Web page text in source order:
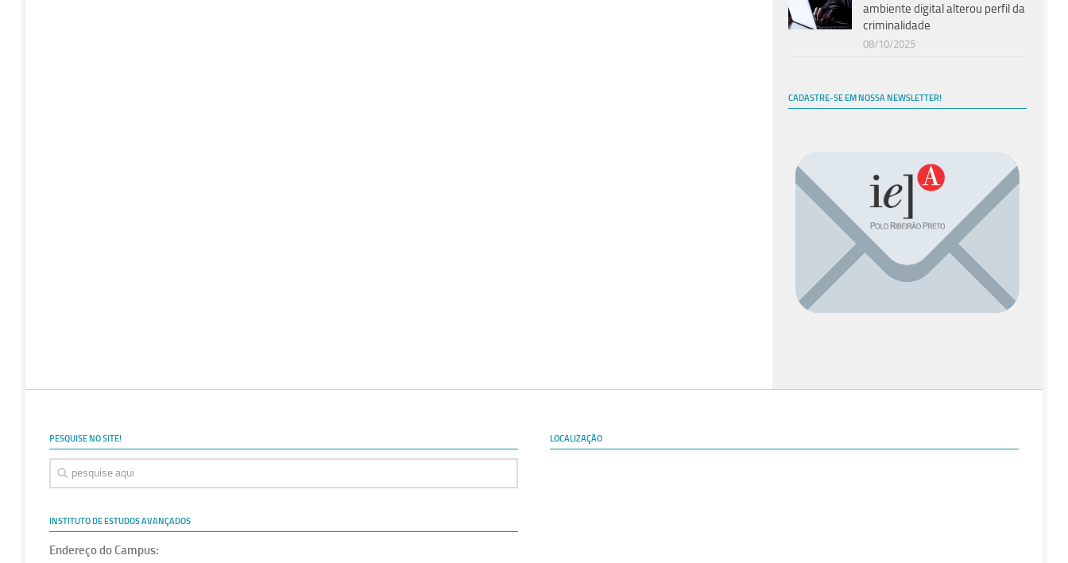
ambiente digital alterou perfil da
criminalidade
08/10/2025
CADASTRE-SE EM NOSSA NEWSLETTER!
PESQUISE NO SITE!
INSTITUTO DE ESTUDOS AVANÇADOS
Endereço do Campus:
LOCALIZAÇÃO